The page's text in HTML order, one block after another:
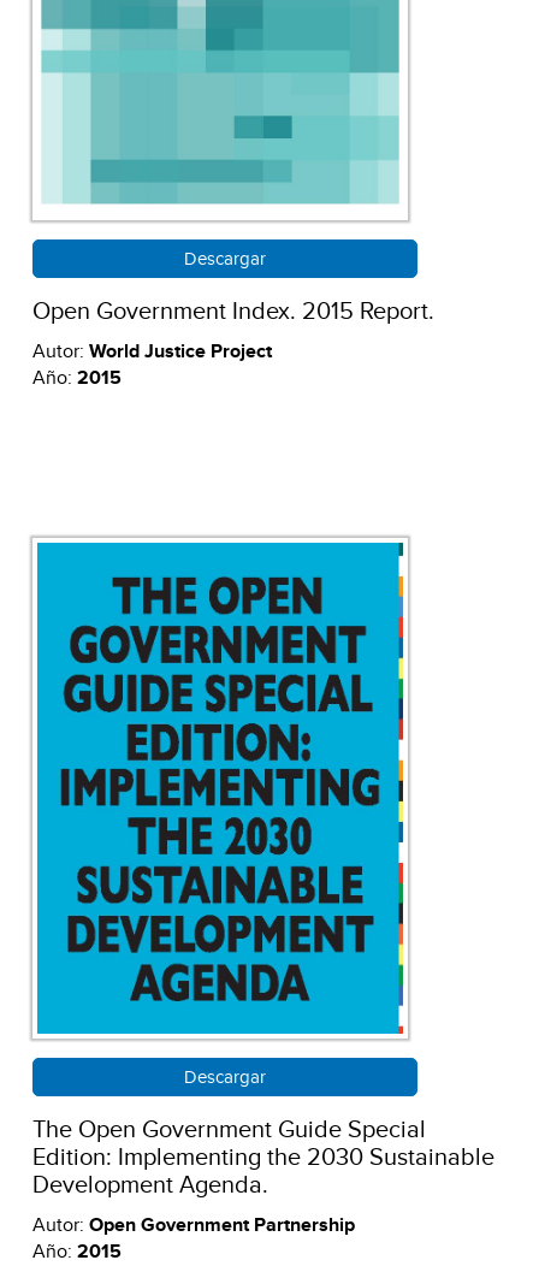
Descargar
Open Government Index. 2015 Report.
Autor: World Justice Project
Año: 2015
Descargar
The Open Government Guide Special
Edition: Implementing the 2030 Sustainable
Development Agenda.
Autor: Open Government Partnership
Año: 2015